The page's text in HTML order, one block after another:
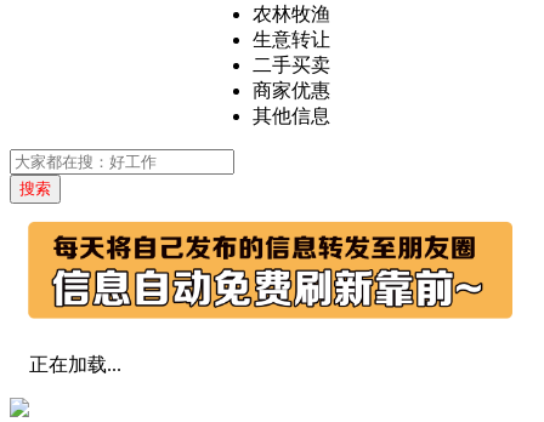
农林牧渔
生意转让
二手买卖
商家优惠
其他信息
搜索
正在加载...